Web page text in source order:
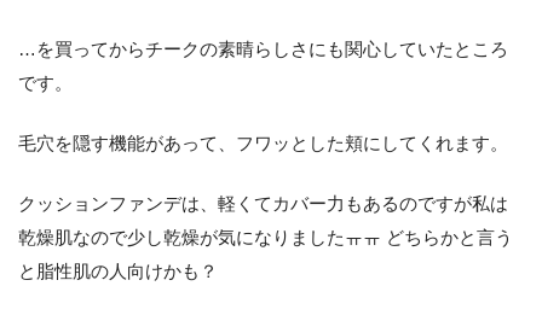
…を買ってからチークの素晴らしさにも関心していたところ
です。
毛穴を隠す機能があって、フワッとした頬にしてくれます。
クッションファンデは、軽くてカバー力もあるのですが私は
乾燥肌なので少し乾燥が気になりましたㅠㅠ どちらかと言う
と脂性肌の人向けかも？